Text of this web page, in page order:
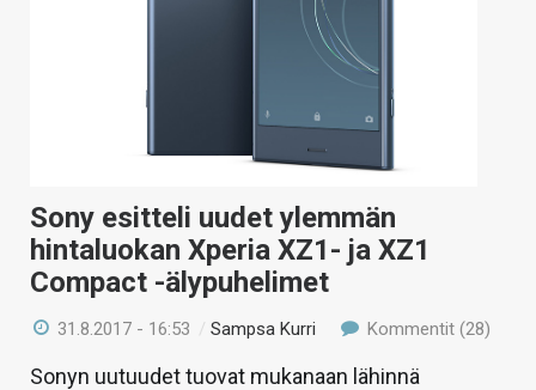
Sony esitteli uudet ylemmän
hintaluokan Xperia XZ1- ja XZ1
Compact -älypuhelimet
31.8.2017 - 16:53 /Sampsa Kurri Kommentit (28)
Sonyn uutuudet tuovat mukanaan lähinnä